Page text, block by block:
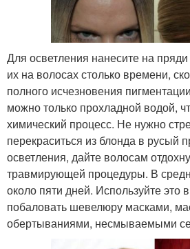
Для осветления нанесите на
их на волосах столько времени,
полного исчезновения
можно только прохладной водой,
химический процесс. Не нужно
перекраситься из блонда в русый
осветления, дайте волосам
травмирующей процедуры. В
около пяти дней. Используйте это
побаловать шевелюру масками,
обертываниями, несмываемыми